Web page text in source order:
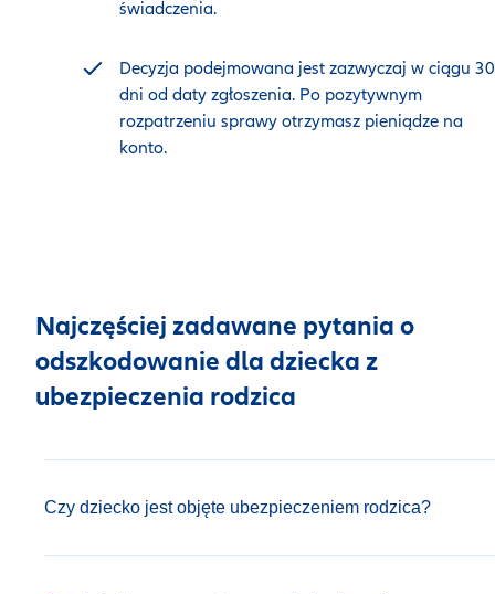
świadczenia.
Decyzja podejmowana jest zazwyczaj w ciągu 30
dni od daty zgłoszenia. Po pozytywnym
rozpatrzeniu sprawy otrzymasz pieniądze na
konto.
Najczęściej zadawane pytania o
odszkodowanie dla dziecka z
ubezpieczenia rodzica
Czy dziecko jest objęte ubezpieczeniem rodzica?